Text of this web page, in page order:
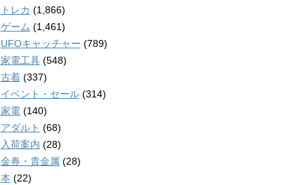
トレカ (1,866)
ゲーム (1,461)
UFOキャッチャー (789)
家電工具(548)
古着(337)
イベント・セール(314)
家電(140)
アダルト (68)
入荷案内 (28)
金券・貴金属 (28)
本 (22)